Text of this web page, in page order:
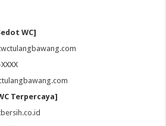
WC]
Terpercaya]